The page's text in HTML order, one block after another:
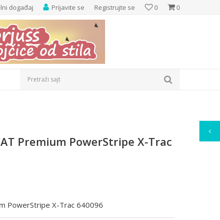
0
0
Prijavite se Registrujte se
događaj
Pretraži sajt
Premium PowerStripe X-Trac
PowerStripe X-Trac 640096